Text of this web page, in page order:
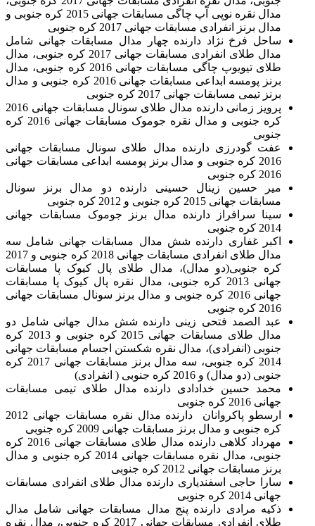
مدال نقره نوپی آپ چاگی مسابقات جهانی 2015 کره جنوبی و
مدال برنز انفرادی مسابقات جهانی 2017 کره جنوبی
ساحل فرخ نژاد دارنده چهار مدال مسابقات جهانی شامل
مدال طلای انفرادی مسابقات جهانی 2017 کره جنوبی، مدال
طلای تیویوپ چاگی مسابقات جهانی 2016 کره جنوبی، مدال
برنز پومسه ابداعی مسابقات جهانی 2016 کره جنوبی و مدال
برنز تیمی مسابقات جهانی 2017 کره جنوبی
پرویز زمانی دارنده مدال طلای سونال مسابقات جهانی 2016
کره جنوبی و مدال نقره جوموک مسابقات جهانی 2016 کره
جنوبی
عفت گودرزی دارنده مدال طلای سونال مسابقات جهانی
2016 کره جنوبی و مدال برنز پومسه ابداعی مسابقات جهانی
2016 کره جنوبی
میر حسین زینال حسینی دارنده دو مدال برنز سونال
مسابقات جهانی 2015 کره جنوبی و 2012 کره جنوبی
سینا سرافراز دارنده مدال برنز جوموک مسابقات جهانی
2014 کره جنوبی
اکبر غفاری دارنده شش مدال مسابقات جهانی شامل سه
مدال طلای انفرادی مسابقات جهانی 2018 کره جنوبی و 2017
کره جنوبی(دو مدال)، مدال طلای پال کیوک پا مسابقات
جهانی 2013 کره جنوبی، مدال نقره پال کیوک پا مسابقات
جهانی 2016 کره جنوبی و مدال برنز سونال مسابقات جهانی
2016 کره جنوبی
عبد الصمد فتحی زینی دارنده شش مدال جهانی شامل دو
مدال طلای مسابقات جهانی 2015 کره جنوبی و 2013 کره
جنوبی (انفرادی)، مدال نقره شکستن اجسام مسابقات جهانی
2014 کره جنوبی، سه مدال برنز مسابقات جهانی 2017 کره
جنوبی (دو مدال) و 2016 کره جنوبی ( انفرادی)
محمد حسین خدادادی دارنده مدال طلای تیمی مسابقات
جهانی 2016 کره جنوبی
ارسطو پاکروانان دارنده مدال نقره مسابقات جهانی 2012
کره جنوبی و مدال برنز مسابقات جهانی 2009 کره جنوبی
مهرداد کلاهی دارنده مدال طلای مسابقات جهانی 2016 کره
جنوبی، مدال نقره مسابقات جهانی 2014 کره جنوبی و مدال
برنز مسابقات جهانی 2012 کره جنوبی
سارا حاجی اسفندیاری دارنده مدال طلای انفرادی مسابقات
جهانی 2014 کره جنوبی
ذکیه مرادی دارنده پنج مدال مسابقات جهانی شامل مدال
طلای انفرادی مسابقات جهانی 2017 کره جنوبی، مدال نقره